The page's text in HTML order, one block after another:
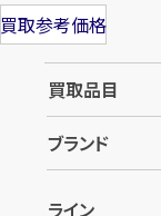
買取参考価格
買取品目
ブランド
ライン